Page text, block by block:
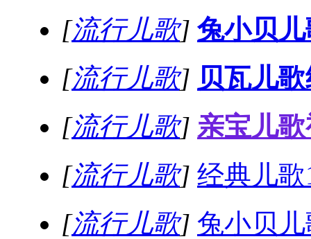
[流行儿歌] 兔小贝
[流行儿歌] 贝瓦儿
[流行儿歌] 亲宝儿
[流行儿歌] 经典儿
[流行儿歌] 兔小贝